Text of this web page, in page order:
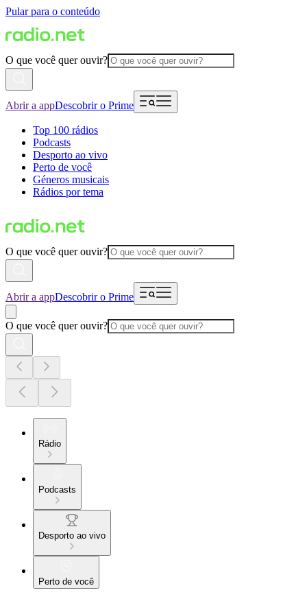
Pular para o conteúdo
O que você quer ouvir?
Abrir a appDescobrir o Prime
Top 100 rádios
Podcasts
Desporto ao vivo
Perto de você
Géneros musicais
Rádios por tema
O que você quer ouvir?
Abrir a appDescobrir o Prime
O que você quer ouvir?
Rádio
Podcasts
Desporto ao vivo
Perto de você